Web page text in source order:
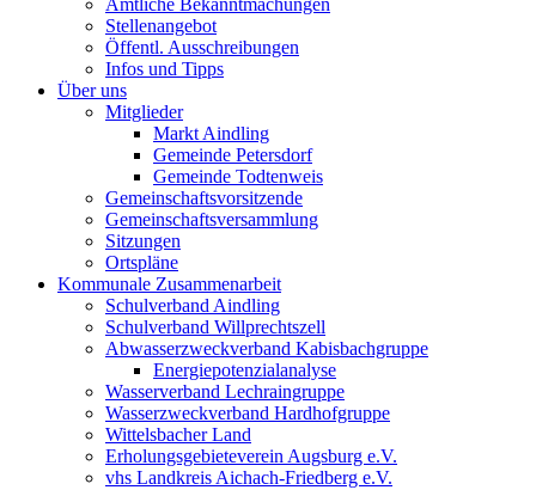
Amtliche Bekanntmachungen
Stellenangebot
Öffentl. Ausschreibungen
Infos und Tipps
Über uns
Mitglieder
Markt Aindling
Gemeinde Petersdorf
Gemeinde Todtenweis
Gemeinschaftsvorsitzende
Gemeinschaftsversammlung
Sitzungen
Ortspläne
Kommunale Zusammenarbeit
Schulverband Aindling
Schulverband Willprechtszell
Abwasserzweckverband Kabisbachgruppe
Energiepotenzialanalyse
Wasserverband Lechraingruppe
Wasserzweckverband Hardhofgruppe
Wittelsbacher Land
Erholungsgebieteverein Augsburg e.V.
vhs Landkreis Aichach-Friedberg e.V.